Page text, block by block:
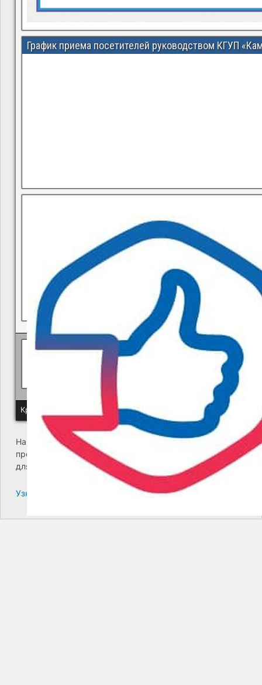
График приема посетителей руководством КГУП
В квитанциях ошибки, в подъезде мусор, сотрудники
Политика КГУП "Камчатский водоканал" в отношении
Краевое государственное унитарное предприятие
На сайте возникла критическая ошибка. Пожалуйста,
проверьте входящие сообщения почты администратора
для дальнейших инструкций.
Узнайте больше про решение проблем с WordPress.